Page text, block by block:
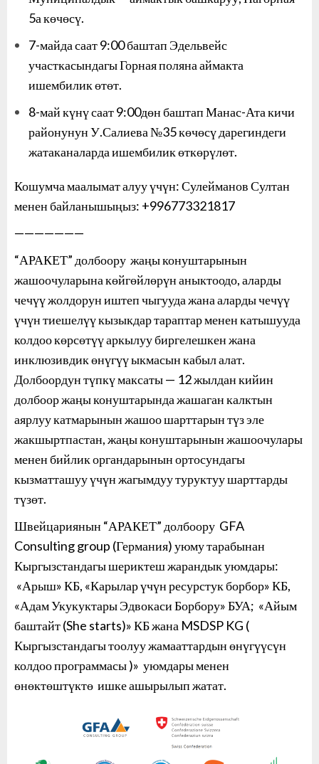
5а көчөсү.
7-майда саат 9:00 баштап Эдельвейс
участкасындагы Горная поляна аймакта
ишембилик өтөт.
8-май күнү саат 9:00дөн баштап Манас-Ата кичи
районунун У.Салиева №35 көчөсү дарегиндеги
жатаканаларда ишембилик өткөрүлөт.
Кошумча маалымат алуу үчүн: Сулейманов Султан
менен байланышыңыз: +996773321817
———————
“АРАКЕТ” долбоору жаңы конуштарынын
жашоочуларына көйгөйлөрүн аныктоодо, аларды
чечүү жолдорун иштеп чыгууда жана аларды чечүү
үчүн тиешелүү кызыкдар тараптар менен катышууда
колдоо көрсөтүү аркылуу биргелешкен жана
инклюзивдик өнүгүү ыкмасын кабыл алат.
Долбоордун түпкү максаты — 12 жылдан кийин
долбоор жаңы конуштарында жашаган калктын
аярлуу катмарынын жашоо шарттарын түз эле
жакшыртпастан, жаңы конуштарынын жашоочулары
менен бийлик органдарынын ортосундагы
кызматташуу үчүн жагымдуу туруктуу шарттарды
түзөт.
Швейцариянын “АРАКЕТ” долбоору GFA
Consulting group (Германия) уюму тарабынан
Кыргызстандагы шериктеш жарандык уюмдары:
«Арыш» КБ, «Карылар үчүн ресурстук борбор» КБ,
«Адам Укукуктары Эдвокаси Борбору» БУА; «Айым
баштайт (She starts)» КБ жана MSDSP KG (
Кыргызстандагы тоолуу жамааттардын өнүгүүсүн
колдоо программасы )» уюмдары менен
өнөктөштүктө ишке ашырылып жатат.